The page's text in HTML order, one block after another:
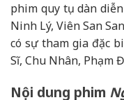
phim quy tụ dàn
Ninh Lý, Viên San
có sự tham gia đặc
Sĩ, Chu Nhân, Phạm
Nội dung phim